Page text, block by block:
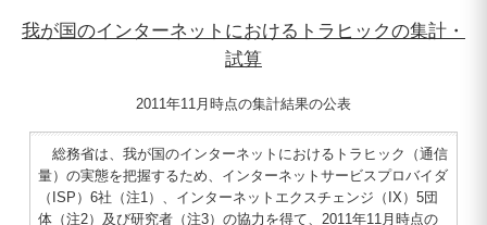
我が国のインターネットにおけるトラヒックの集計・
試算
2011年11月時点の集計結果の公表
総務省は、我が国のインターネットにおけるトラヒック（通信
量）の実態を把握するため、インターネットサービスプロバイダ
（ISP）6社（注1）、インターネットエクスチェンジ（IX）5団
体（注2）及び研究者（注3）の協力を得て、2011年11月時点の